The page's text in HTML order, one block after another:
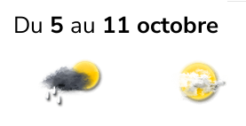
Du 5 au 11 octobre